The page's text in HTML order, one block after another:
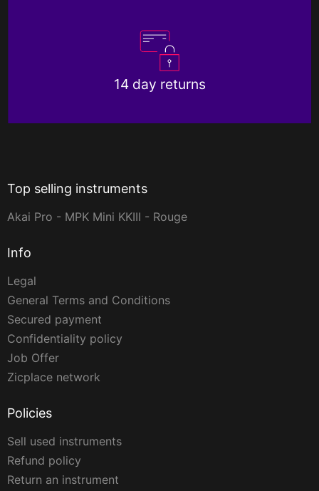
14 day returns
Top selling instruments
Akai Pro - MPK Mini KKIII - Rouge
Info
Legal
General Terms and Conditions
Secured payment
Confidentiality policy
Job Offer
Zicplace network
Policies
Sell used instruments
Refund policy
Return an instrument